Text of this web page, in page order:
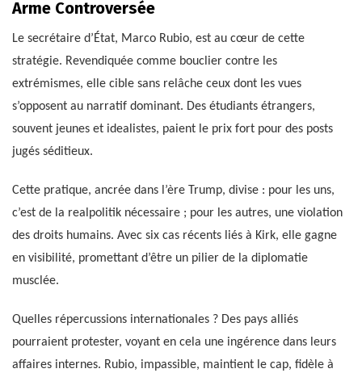
Arme Controversée
Le secrétaire d’État, Marco Rubio, est au cœur de cette
stratégie. Revendiquée comme bouclier contre les
extrémismes, elle cible sans relâche ceux dont les vues
s’opposent au narratif dominant. Des étudiants étrangers,
souvent jeunes et idealistes, paient le prix fort pour des posts
jugés séditieux.
Cette pratique, ancrée dans l’ère Trump, divise : pour les uns,
c’est de la realpolitik nécessaire ; pour les autres, une violation
des droits humains. Avec six cas récents liés à Kirk, elle gagne
en visibilité, promettant d’être un pilier de la diplomatie
musclée.
Quelles répercussions internationales ? Des pays alliés
pourraient protester, voyant en cela une ingérence dans leurs
affaires internes. Rubio, impassible, maintient le cap, fidèle à